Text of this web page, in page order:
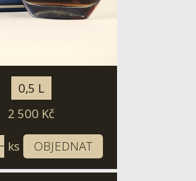
0,5 L
2 500 Kč
ks OBJEDNAT